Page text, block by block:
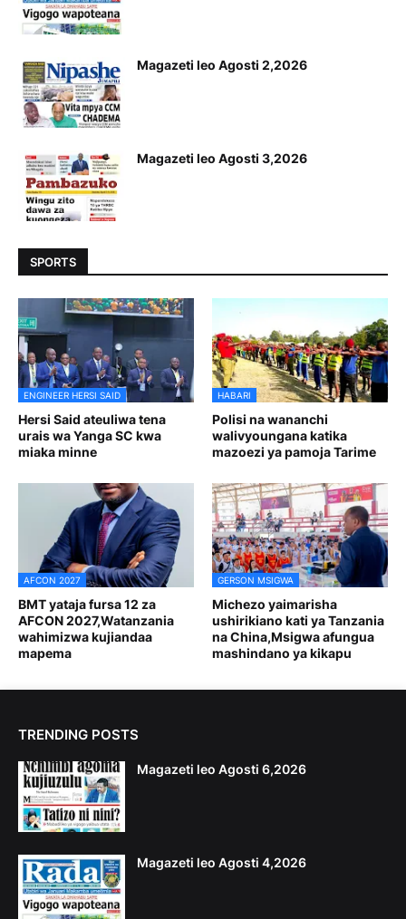
Magazeti leo Agosti 2,2026
Magazeti leo Agosti 3,2026
SPORTS
ENGINEER HERSI SAID
Hersi Said ateuliwa tena
urais wa Yanga SC kwa
miaka minne
HABARI
Polisi na wananchi
walivyoungana katika
mazoezi ya pamoja Tarime
AFCON 2027
BMT yataja fursa 12 za
AFCON 2027,Watanzania
wahimizwa kujiandaa
mapema
GERSON MSIGWA
Michezo yaimarisha
ushirikiano kati ya Tanzania
na China,Msigwa afungua
mashindano ya kikapu
TRENDING POSTS
Magazeti leo Agosti 6,2026
Magazeti leo Agosti 4,2026